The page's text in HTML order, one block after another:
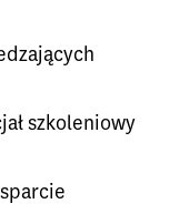
szkoleniowy